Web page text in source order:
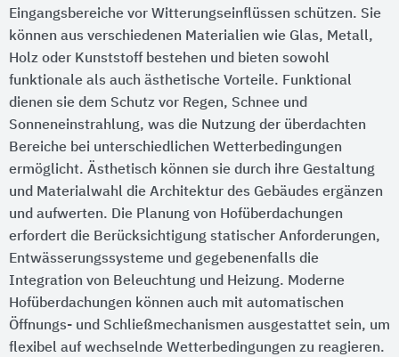
Eingangsbereiche vor Witterungseinflüssen schützen. Sie
können aus verschiedenen Materialien wie Glas, Metall,
Holz oder Kunststoff bestehen und bieten sowohl
funktionale als auch ästhetische Vorteile. Funktional
dienen sie dem Schutz vor Regen, Schnee und
Sonneneinstrahlung, was die Nutzung der überdachten
Bereiche bei unterschiedlichen Wetterbedingungen
ermöglicht. Ästhetisch können sie durch ihre Gestaltung
und Materialwahl die Architektur des Gebäudes ergänzen
und aufwerten. Die Planung von Hofüberdachungen
erfordert die Berücksichtigung statischer Anforderungen,
Entwässerungssysteme und gegebenenfalls die
Integration von Beleuchtung und Heizung. Moderne
Hofüberdachungen können auch mit automatischen
Öffnungs- und Schließmechanismen ausgestattet sein, um
flexibel auf wechselnde Wetterbedingungen zu reagieren.